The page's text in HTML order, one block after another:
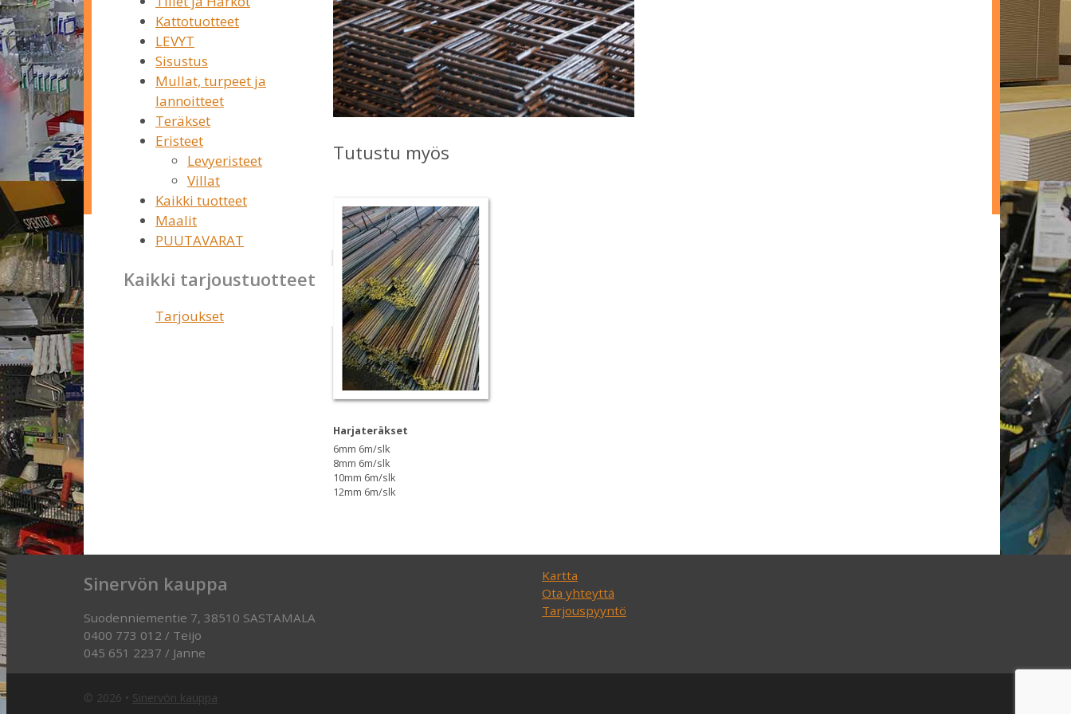
Tutustu myös
Harjateräkset
6mm 6m/slk
8mm 6m/slk
10mm 6m/slk
12mm 6m/slk
Kattotuotteet
LEVYT
Sisustus
Mullat, turpeet ja
lannoitteet
Teräkset
Eristeet
Levyeristeet
Villat
Kaikki tuotteet
Maalit
PUUTAVARAT
Kaikki tarjoustuotteet
Tarjoukset
Sinervön kauppa
Suodenniementie 7, 38510 SASTAMALA
0400 773 012 / Teijo
045 651 2237 / Janne
Kartta
Ota yhteyttä
Tarjouspyyntö
© 2026 • Sinervön kauppa